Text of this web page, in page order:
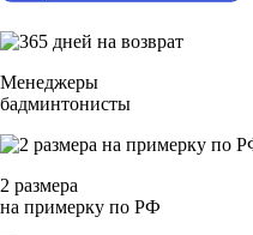
Менеджеры
бадминтонисты
2 размера
на примерку по РФ